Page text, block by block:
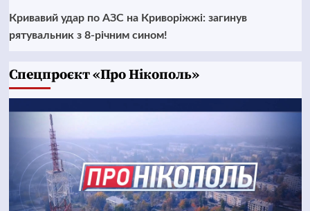
Кривавий удар по АЗС на Криворіжжі: загинув
рятувальник з 8-річним сином!
Cпецпроєкт «Про Нікополь»